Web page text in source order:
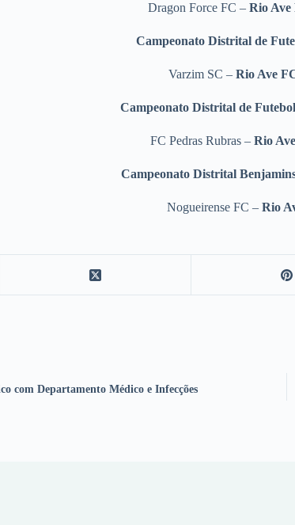
Dragon Force FC – Rio Ave
Campeonato Distrital de
Varzim SC –Rio Ave
Campeonato Distrital de Futebol
FC Pedras Rubras –Rio
Campeonato Distrital
Nogueirense FC – Rio
com Departamento Médico e Infecções